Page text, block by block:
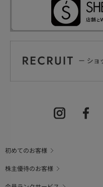
初めてのお客様
株主優待のお客様